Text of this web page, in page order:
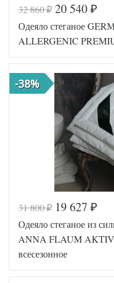
Код товара
Артикул
GG-
Ширина х
Длина
200х200
Сезонность
Наполнитель
32 860₽ 20 540 ₽
Одеяло стеганое
ALLERGENIC
-38%
31 800₽ 19 627 ₽
Одеяло стеганое из
ANNA FLAUM
всесезонное